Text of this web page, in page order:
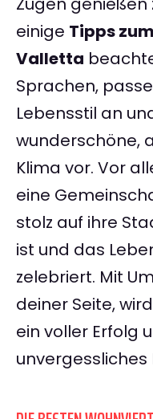
einige Tipps
Valletta
Sprachen,
Lebensstil an
wunderschöne,
Klima vor. Vor
eine
stolz auf ihre
ist und das
zelebriert. Mit
deiner Seite,
ein voller Erfolg
unvergessliches